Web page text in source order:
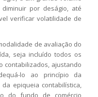
por deságio, até
verificar volatilidade de
de avaliação do
seja incluído todos os
contabilizados, ajustando
lo ao princípio da
epiqueia contabilística,
do fundo de comércio